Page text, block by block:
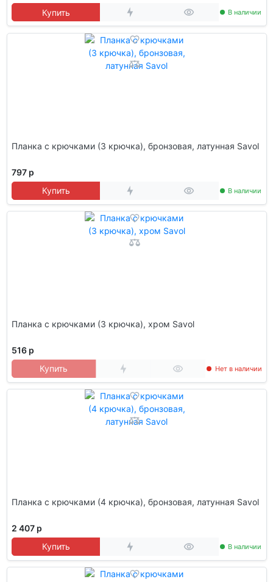
Купить
В наличии
Планка с крючками (3 крючка), бронзовая, латунная Savol
797 р
Купить
В наличии
Планка с крючками (3 крючка), хром Savol
516 р
Купить
Нет в наличии
Планка с крючками (4 крючка), бронзовая, латунная Savol
2 407 р
Купить
В наличии